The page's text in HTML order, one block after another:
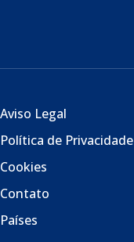
Aviso Legal
Política de Privacidade
Cookies
Contato
Países